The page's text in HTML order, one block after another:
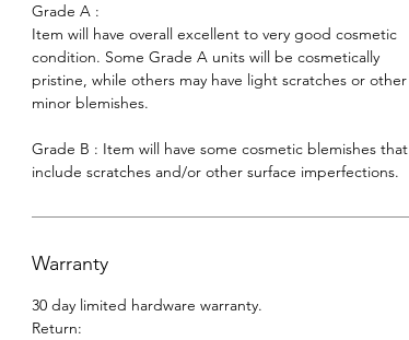
Grade A :
Item will have overall excellent to very good cosmetic
condition. Some Grade A units will be cosmetically
pristine, while others may have light scratches or other
minor blemishes.
Grade B : Item will have some cosmetic blemishes that
include scratches and/or other surface imperfections.
Warranty
30 day limited hardware warranty.
Return: